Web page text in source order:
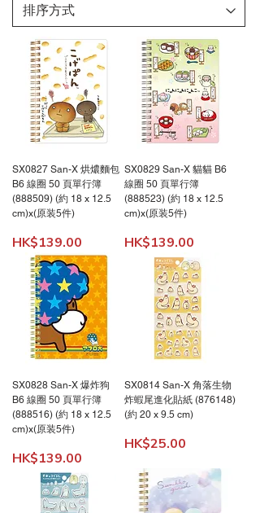
SX0827 San-X 烘燶麵包
B6 線圈 50 頁單行簿
(888509) (約 18 x 12.5
cm)x(原装5件)
價格
HK$139.00
SX0829 San-X 貓貓 B6
線圈 50 頁單行簿
(888523) (約 18 x 12.5
cm)x(原装5件)
價格
HK$139.00
SX0828 San-X 爆炸狗
B6 線圈 50 頁單行簿
(888516) (約 18 x 12.5
cm)x(原装5件)
價格
HK$139.00
SX0814 San-X 角落生物
炸蝦尾進化貼紙 (876148)
(約 20 x 9.5 cm)
價格
HK$25.00